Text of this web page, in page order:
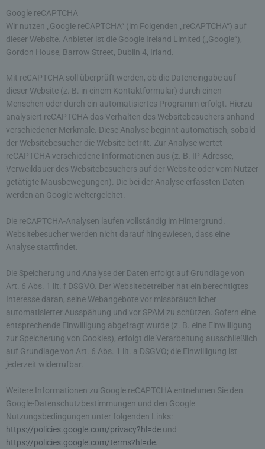
Google reCAPTCHA
Wir nutzen „Google reCAPTCHA“ (im Folgenden „reCAPTCHA“) auf
dieser Website. Anbieter ist die Google Ireland Limited („Google“),
Gordon House, Barrow Street, Dublin 4, Irland.
Mit reCAPTCHA soll überprüft werden, ob die Dateneingabe auf
dieser Website (z. B. in einem Kontaktformular) durch einen
Menschen oder durch ein automatisiertes Programm erfolgt. Hierzu
analysiert reCAPTCHA das Verhalten des Websitebesuchers anhand
verschiedener Merkmale. Diese Analyse beginnt automatisch, sobald
der Websitebesucher die Website betritt. Zur Analyse wertet
reCAPTCHA verschiedene Informationen aus (z. B. IP-Adresse,
Verweildauer des Websitebesuchers auf der Website oder vom Nutzer
getätigte Mausbewegungen). Die bei der Analyse erfassten Daten
werden an Google weitergeleitet.
Die reCAPTCHA-Analysen laufen vollständig im Hintergrund.
Websitebesucher werden nicht darauf hingewiesen, dass eine
Analyse stattfindet.
Die Speicherung und Analyse der Daten erfolgt auf Grundlage von
Art. 6 Abs. 1 lit. f DSGVO. Der Websitebetreiber hat ein berechtigtes
Interesse daran, seine Webangebote vor missbräuchlicher
automatisierter Ausspähung und vor SPAM zu schützen. Sofern eine
entsprechende Einwilligung abgefragt wurde (z. B. eine Einwilligung
zur Speicherung von Cookies), erfolgt die Verarbeitung ausschließlich
auf Grundlage von Art. 6 Abs. 1 lit. a DSGVO; die Einwilligung ist
jederzeit widerrufbar.
Weitere Informationen zu Google reCAPTCHA entnehmen Sie den
Google-Datenschutzbestimmungen und den Google
Nutzungsbedingungen unter folgenden Links:
https://policies.google.com/privacy?hl=de und
https://policies.google.com/terms?hl=de
die vom Internet-Service-Provider (ISP) der
betroffenen Person vergebene IP-Adresse, das
Datum sowie die Uhrzeit der Registrierung
gespeichert. Die Speicherung dieser Daten erfolgt
vor dem Hintergrund, dass nur so der Missbrauch
diese Daten im Bedarfsfall ermöglichen,
begangene Straftaten aufzuklären. Insofern ist die
Speicherung dieser Daten zur Absicherung des für
die Verarbeitung Verantwortlichen erforderlich.
Eine Weitergabe dieser Daten an Dritte erfolgt
grundsätzlich nicht, sofern keine gesetzliche
Pflicht zur Weitergabe besteht oder die Weitergabe
Die Registrierung der betroffenen Person unter
freiwilliger Angabe personenbezogener Daten
dazu, der betroffenen Person Inhalte oder
Leistungen anzubieten, die aufgrund der Natur der
Sache nur registrierten Benutzern angeboten
Möglichkeit frei, die bei der Registrierung
angegebenen personenbezogenen Daten
jederzeit abzuändern oder vollständig aus dem
Datenbestand des für die Verarbeitung
Verantwortlichen löschen zu lassen.
Der für die Verarbeitung Verantwortliche erteilt
jeder betroffenen Person jederzeit auf Anfrage
Daten über die betroffene Person gespeichert sind.
Ferner berichtigt oder löscht der für die
Verarbeitung Verantwortliche personenbezogene
Daten auf Wunsch oder Hinweis der betroffenen
Person, soweit dem keine gesetzlichen
Aufbewahrungspflichten entgegenstehen. Die